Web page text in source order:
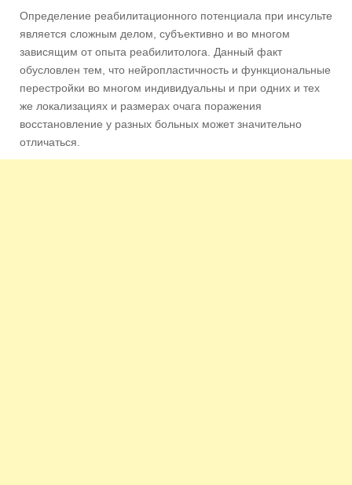
Определение реабилитационного потенциала при инсульте
является сложным делом, субъективно и во многом
зависящим от опыта реабилитолога. Данный факт
обусловлен тем, что нейропластичность и функциональные
перестройки во многом индивидуальны и при одних и тех
же локализациях и размерах очага поражения
восстановление у разных больных может значительно
отличаться.